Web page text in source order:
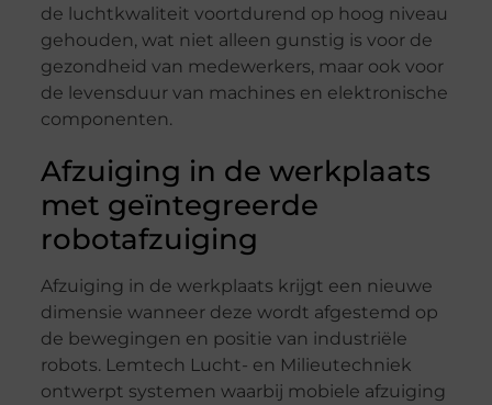
de luchtkwaliteit voortdurend op hoog niveau
gehouden, wat niet alleen gunstig is voor de
gezondheid van medewerkers, maar ook voor
de levensduur van machines en elektronische
componenten.
Afzuiging in de werkplaats
met geïntegreerde
robotafzuiging
Afzuiging in de werkplaats krijgt een nieuwe
dimensie wanneer deze wordt afgestemd op
de bewegingen en positie van industriële
robots. Lemtech Lucht- en Milieutechniek
ontwerpt systemen waarbij mobiele afzuiging